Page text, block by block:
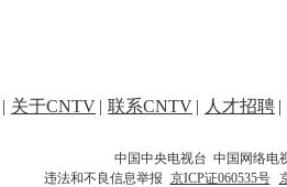
| 关于CNTV | 联系CNTV | 人才招聘 |
中国中央电视台 中国网络电
违法和不良信息举报 京ICP证060535号